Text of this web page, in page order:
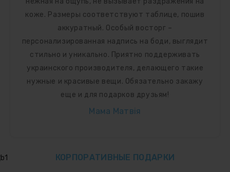
коже. Размеры соответствуют таблице, пошив
аккуратный. Особый восторг –
персонализированная надпись на боди,
выглядит стильно и уникально. Приятно
поддерживать украинского производителя,
делающего такие нужные и красивые вещи.
Обязательно закажу еще и для подарков
друзьям!
КОРПОРАТИВНЫЕ ПОДАРКИ